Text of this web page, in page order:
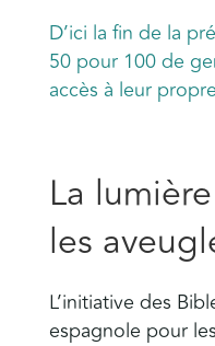
D’ici la fin de la
50 pour 100 de
accès à leur
La
les
L’initiative des
espagnole pour